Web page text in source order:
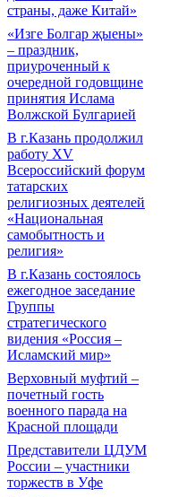
страны, даже Китай»
«Изге Болгар җыены»
– праздник,
приуроченный к
очередной годовщине
принятия Ислама
Волжской Булгарией
В г.Казань продолжил
работу XV
Всероссийский форум
татарских
религиозных деятелей
«Национальная
самобытность и
религия»
В г.Казань состоялось
ежегодное заседание
Группы
стратегического
видения «Россия –
Исламский мир»
Верховный муфтий –
почетный гость
военного парада на
Красной площади
Представители ЦДУМ
России – участники
торжеств в Уфе